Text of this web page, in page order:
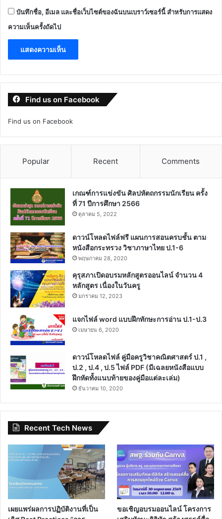
บันทึกชื่อ, อีเมล และชื่อเว็บไซต์ของฉันบนเบราว์เซอร์นี้ สำหรับการแสดง
ความเห็นครั้งถัดไป
Find us on Facebook
Find us on Facebook
Popular Recent Comments
เกณฑ์การแข่งขัน ศิลปหัตถกรรมนักเรียน ครั้ง
ที่ 71 ปีการศึกษา 2566
ตุลาคม 5, 2022
ดาวน์โหลดไฟล์ฟรี แผนการสอนครบชั้น ตาม
หนังสือกระทรวง วิชาภาษาไทย ป.1-6
พฤษภาคม 28, 2020
คุรุสภาเปิดอบรมหลักสูตรออนไลน์ จำนวน 4
หลักสูตร เนื่องในวันครู
มกราคม 12, 2023
แจกไฟล์ word แบบฝึกทักษะการอ่าน ป.1-ป.3
เมษายน 6, 2020
ดาวน์โหลดไฟล์ คู่มือครูวิชาคณิตศาสตร์ ป.1 ,
ป.2 , ป.4 , ป.5 ไฟล์ PDF (มีเฉลยหนังสือแบบ
ฝึกหัดทั้งแนบท้ายของคู่มือแต่ละเล่ม)
ธันวาคม 10, 2020
Recent Tech News
เผยแพร่ผลการปฏิบัติงานที่เป็น
ขอเชิญอบรมออนไลน์ โครงการ